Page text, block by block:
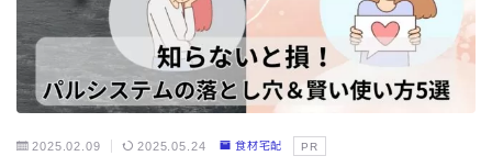
資格勉強
キャリア
2025.02.09 2025.05.24 食材宅配 PR